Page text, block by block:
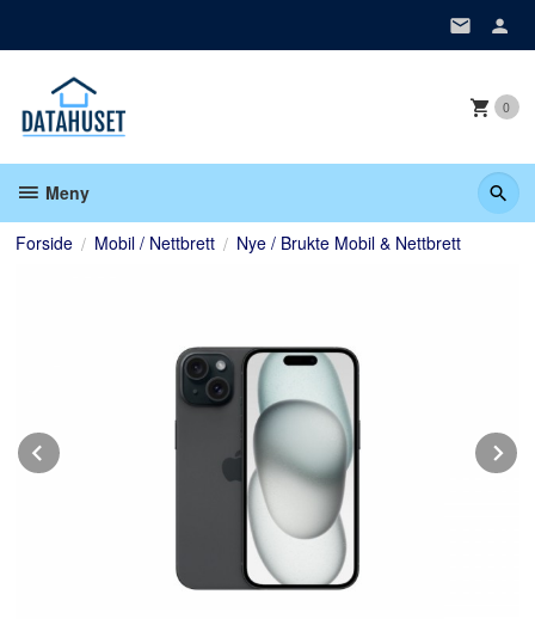
0
Meny
Forside Mobil / Nettbrett Nye / Brukte Mobil & Nettbrett
Prev